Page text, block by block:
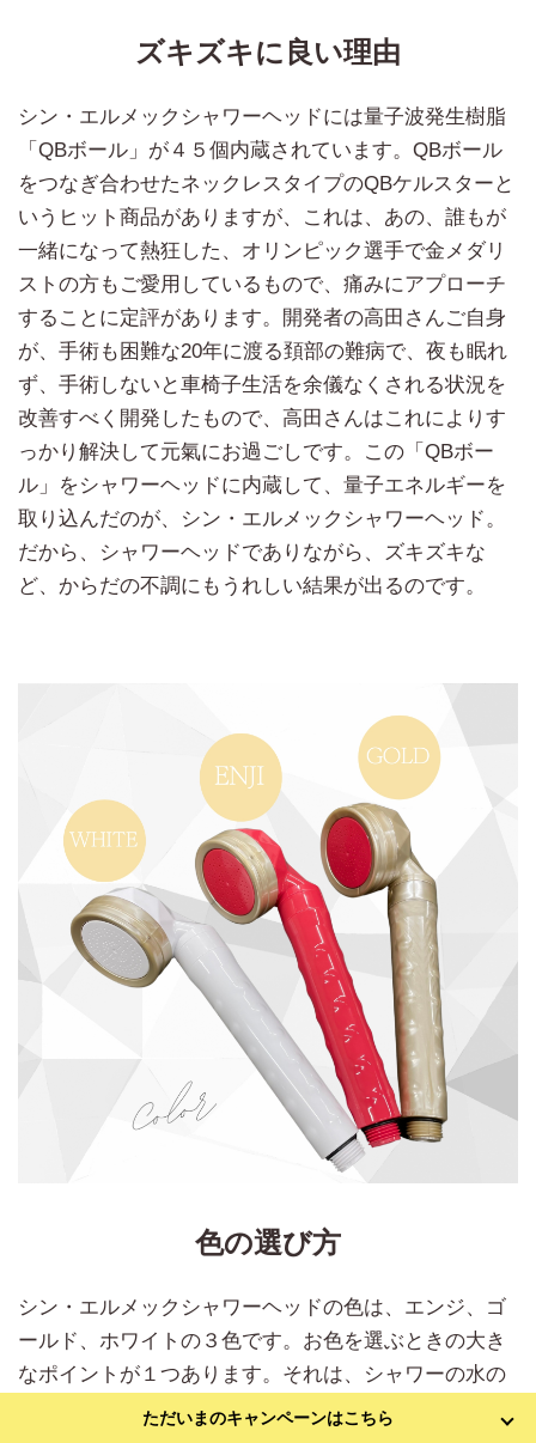
ただいまのキャンペーンはこちら
ズキズキに良い理由
シン・エルメックシャワーヘッドには量子波発生樹脂
「QBボール」が４５個内蔵されています。QBボール
をつなぎ合わせたネックレスタイプのQBケルスターと
いうヒット商品がありますが、これは、あの、誰もが
一緒になって熱狂した、オリンピック選手で金メダリ
ストの方もご愛用しているもので、痛みにアプローチ
することに定評があります。開発者の高田さんご自身
が、手術も困難な20年に渡る頚部の難病で、夜も眠れ
ず、手術しないと車椅子生活を余儀なくされる状況を
改善すべく開発したもので、高田さんはこれによりす
っかり解決して元氣にお過ごしです。この「QBボー
ル」をシャワーヘッドに内蔵して、量子エネルギーを
取り込んだのが、シン・エルメックシャワーヘッド。
だから、シャワーヘッドでありながら、ズキズキな
ど、からだの不調にもうれしい結果が出るのです。
色の選び方
シン・エルメックシャワーヘッドの色は、エンジ、ゴ
ールド、ホワイトの３色です。お色を選ぶときの大き
なポイントが１つあります。それは、シャワーの水の
吹き出し部分の色です。シン・エルメックシャワーヘ